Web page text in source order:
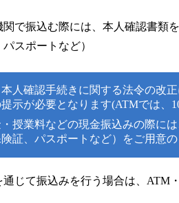
で振込む際には、本人確認書類
スポートなど）
人確認手続きに関する法令の改
示が必要となります(ATMでは、
授業料などの現金振込みの際に
険証、パスポートなど）をご用意
じて振込みを行う場合は、ATM